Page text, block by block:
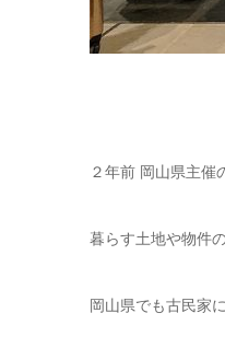
２年前 岡山県主催
暮らす土地や物件
岡山県でも古民家